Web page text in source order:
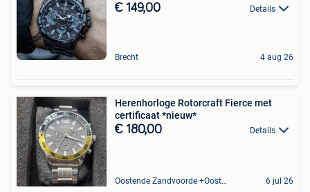
€ 149,00 Details
Brecht 4 aug 26
Herenhorloge Rotorcraft Fierce met
certificaat *nieuw*
€ 180,00 Details
Oostende Zandvoorde +Oostende 6 jul 26